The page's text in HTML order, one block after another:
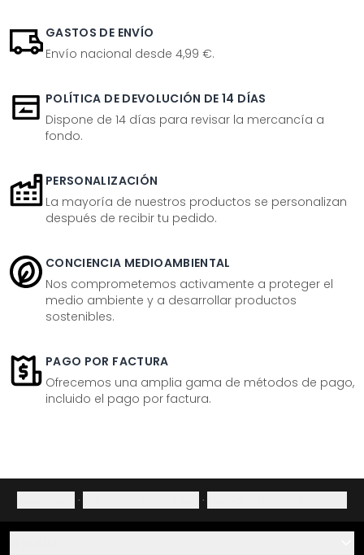
GASTOS DE ENVÍO
Envío nacional desde 4,99 €.
POLÍTICA DE DEVOLUCIÓN DE 14 DÍAS
Dispone de 14 días para revisar la mercancía a
fondo.
PERSONALIZACIÓN
La mayoría de nuestros productos se personalizan
después de recibir tu pedido.
CONCIENCIA MEDIOAMBIENTAL
Nos comprometemos activamente a proteger el
medio ambiente y a desarrollar productos
sostenibles.
PAGO POR FACTURA
Ofrecemos una amplia gama de métodos de pago,
incluido el pago por factura.
· ·